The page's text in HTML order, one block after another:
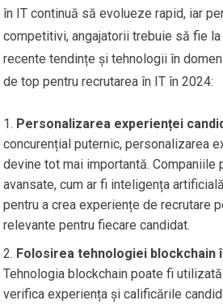
în IT continuă să evolueze rapid, iar
competitivi, angajatorii trebuie să fie
recente tendințe și tehnologii în
de top pentru recrutarea în IT în 2024:
Personalizarea experienței
concurențial puternic, personalizarea
devine tot mai importantă.
avansate, cum ar fi inteligența
pentru a crea experiențe de recrutare
relevante pentru fiecare candidat.
Folosirea tehnologiei blockchain
Tehnologia blockchain poate fi
verifica experiența și calificările